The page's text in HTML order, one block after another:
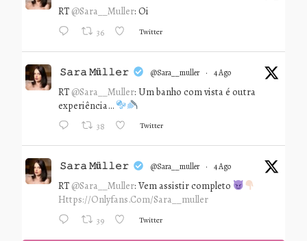
RT @Sara__Muller: Oi
36 Twitter
𝚂𝚊𝚛𝚊 𝙼ü𝚕𝚕𝚎𝚛 @sara__muller · 4 Ago
RT @Sara__Muller: Um banho com vista é outra
experiência…
38 Twitter
𝚂𝚊𝚛𝚊 𝙼ü𝚕𝚕𝚎𝚛 @sara__muller · 4 Ago
RT @Sara__Muller: Vem assistir completo
Https://onlyfans.com/sara__muller
39 Twitter